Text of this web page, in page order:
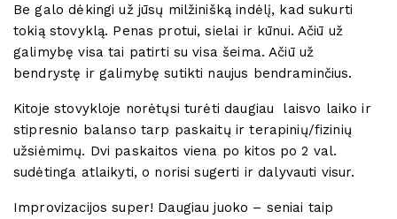
Be galo dėkingi už jūsų milžinišką indėlį, kad sukurti
tokią stovyklą. Penas protui, sielai ir kūnui. Ačiū už
galimybę visa tai patirti su visa šeima. Ačiū už
bendrystę ir galimybę sutikti naujus bendraminčius.
Kitoje stovykloje norėtųsi turėti daugiau
laisvo laiko ir
stipresnio balanso tarp paskaitų ir terapinių/fizinių
užsiėmimų. Dvi paskaitos viena po kitos po 2 val.
sudėtinga atlaikyti, o norisi sugerti ir dalyvauti visur.
Improvizacijos super! Daugiau juoko – seniai taip